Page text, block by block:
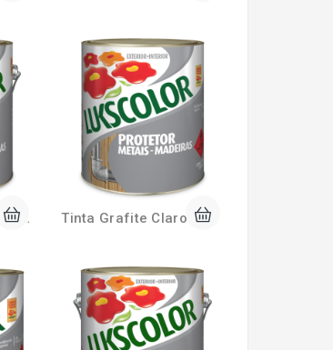
Tinta Grafite Claro 3,6 Litros Lukscolor Tinta Grafite Claro 900ml Lukscolor